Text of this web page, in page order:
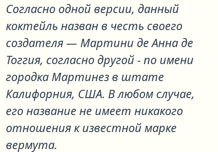
Согласно одной версии, данный
коктейль назван в честь своего
создателя — Мартини де Анна де
Тоггия, согласно другой - по имени
городка Мартинез в штате
Калифорния, США. В любом случае,
его название не имеет никакого
отношения к известной марке
вермута.